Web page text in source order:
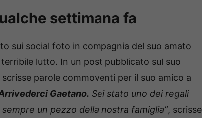
settimana fa
sui social foto in compagnia del suo amato
lutto. In un post pubblicato sul suo
parole commoventi per il suo amico a
Gaetano. Sei stato uno dei regali
un pezzo della nostra famiglia”, scrisse